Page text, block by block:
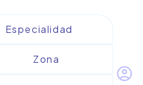
account_circle